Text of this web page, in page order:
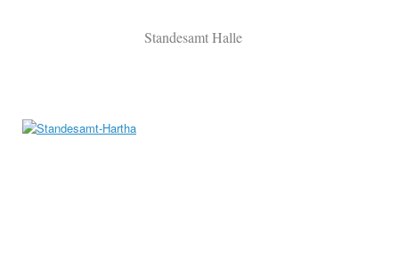
Standesamt Halle